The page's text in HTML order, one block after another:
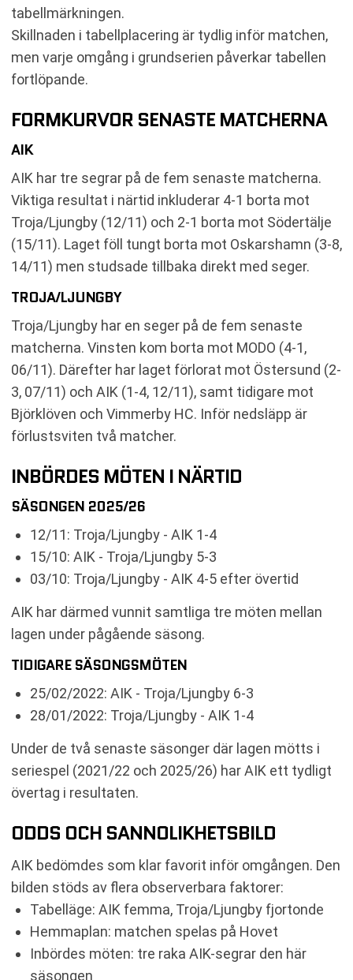
tabellmärkningen.
Skillnaden i tabellplacering är tydlig inför matchen,
men varje omgång i grundserien påverkar tabellen
fortlöpande.
FORMKURVOR SENASTE MATCHERNA
AIK
AIK har tre segrar på de fem senaste matcherna.
Viktiga resultat i närtid inkluderar 4-1 borta mot
Troja/Ljungby (12/11) och 2-1 borta mot Södertälje
(15/11). Laget föll tungt borta mot Oskarshamn (3-8,
14/11) men studsade tillbaka direkt med seger.
TROJA/LJUNGBY
Troja/Ljungby har en seger på de fem senaste
matcherna. Vinsten kom borta mot MODO (4-1,
06/11). Därefter har laget förlorat mot Östersund (2-
3, 07/11) och AIK (1-4, 12/11), samt tidigare mot
Björklöven och Vimmerby HC. Inför nedsläpp är
förlustsviten två matcher.
INBÖRDES MÖTEN I NÄRTID
SÄSONGEN 2025/26
12/11: Troja/Ljungby - AIK 1-4
15/10: AIK - Troja/Ljungby 5-3
03/10: Troja/Ljungby - AIK 4-5 efter övertid
AIK har därmed vunnit samtliga tre möten mellan
lagen under pågående säsong.
TIDIGARE SÄSONGSMÖTEN
25/02/2022: AIK - Troja/Ljungby 6-3
28/01/2022: Troja/Ljungby - AIK 1-4
Under de två senaste säsonger där lagen mötts i
seriespel (2021/22 och 2025/26) har AIK ett tydligt
övertag i resultaten.
ODDS OCH SANNOLIKHETSBILD
AIK bedömdes som klar favorit inför omgången. Den
bilden stöds av flera observerbara faktorer:
Tabelläge: AIK femma, Troja/Ljungby fjortonde
Hemmaplan: matchen spelas på Hovet
Inbördes möten: tre raka AIK-segrar den här
säsongen